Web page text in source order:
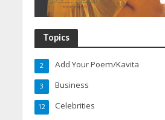
Topics
Add Your Poem/Kavita
2
Business
3
Celebrities
12